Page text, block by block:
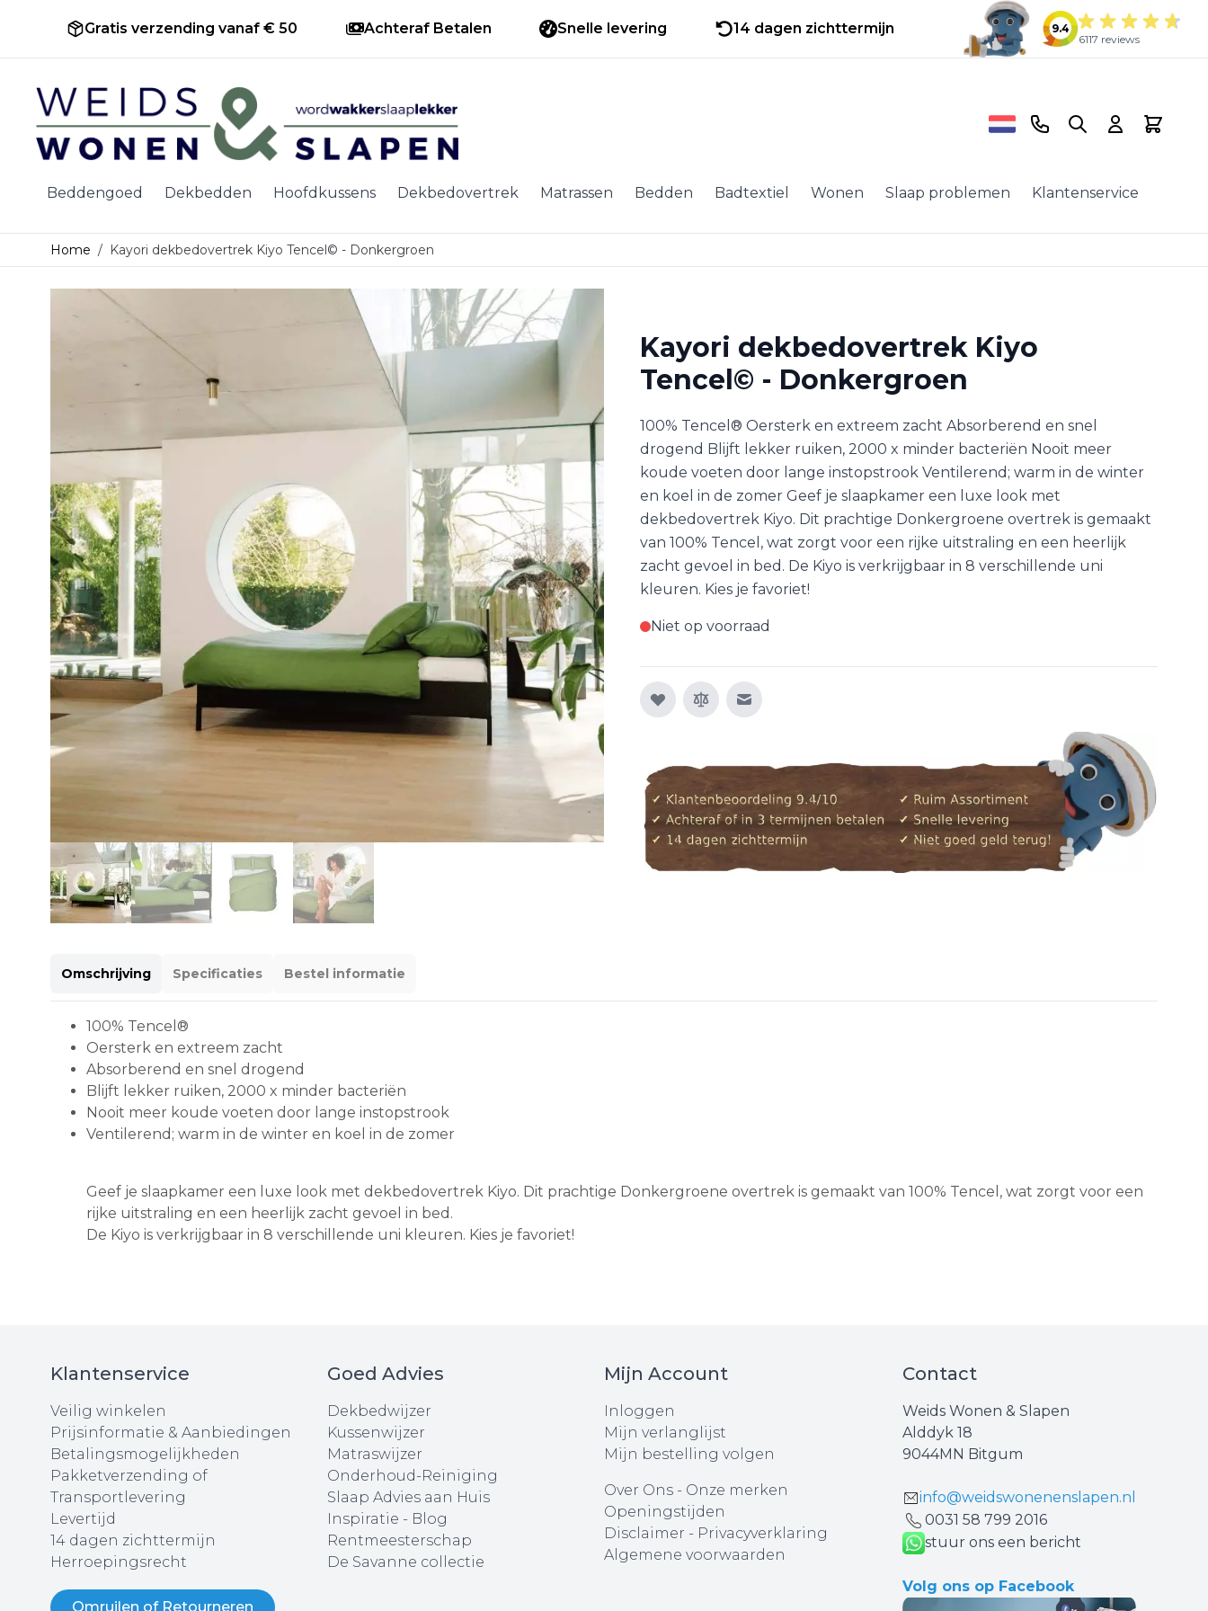
Gratis verzending vanaf € 50 Achteraf Betalen Snelle levering 14 dagen zichttermijn
9.4
6117 reviews
Ga naar de inhoud
Beddengoed Dekbedden Hoofdkussens Dekbedovertrek Matrassen Bedden Badtextiel Wonen Slaap problemen Klantenservice
Telefoonnummer
Search Cart
Home / Kayori dekbedovertrek Kiyo Tencel© - Donkergroen
Kayori dekbedovertrek Kiyo
Tencel© - Donkergroen
100% Tencel® Oersterk en extreem zacht Absorberend en snel
drogend Blijft lekker ruiken, 2000 x minder bacteriën Nooit meer
koude voeten door lange instopstrook Ventilerend; warm in de winter
en koel in de zomer Geef je slaapkamer een luxe look met
dekbedovertrek Kiyo. Dit prachtige Donkergroene overtrek is gemaakt
van 100% Tencel, wat zorgt voor een rijke uitstraling en een heerlijk
zacht gevoel in bed. De Kiyo is verkrijgbaar in 8 verschillende uni
kleuren. Kies je favoriet!
Niet op voorraad
E-mail naar een vriend
Omschrijving Specificaties Bestel informatie
100% Tencel®
Oersterk en extreem zacht
Absorberend en snel drogend
Blijft lekker ruiken, 2000 x minder bacteriën
Nooit meer koude voeten door lange instopstrook
Ventilerend; warm in de winter en koel in de zomer
Geef je slaapkamer een luxe look met dekbedovertrek Kiyo. Dit prachtige Donkergroene overtrek is gemaakt van 100% Tencel, wat zorgt voor een
rijke uitstraling en een heerlijk zacht gevoel in bed.
De Kiyo is verkrijgbaar in 8 verschillende uni kleuren. Kies je favoriet!
Klantenservice
Veilig winkelen
Prijsinformatie & Aanbiedingen
Betalingsmogelijkheden
Pakketverzending of
Transportlevering
Levertijd
14 dagen zichttermijn
Herroepingsrecht
Omruilen of Retourneren
Goed Advies
Dekbedwijzer
Kussenwijzer
Matraswijzer
Onderhoud-Reiniging
Slaap Advies aan Huis
Inspiratie - Blog
Rentmeesterschap
De Savanne collectie
Mijn Account
Inloggen
Mijn verlanglijst
Mijn bestelling volgen
Over Ons- Onze merken
Openingstijden
Disclaimer - Privacyverklaring
Algemene voorwaarden
Contact
Weids Wonen & Slapen
Alddyk 18
9044MN Bitgum
info@weidswonenenslapen.nl
0031 ‪58 799 2016‬
stuur ons een bericht
Volg ons op Facebook